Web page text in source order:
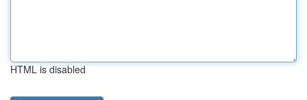
HTML is disabled